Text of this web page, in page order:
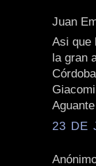
Juan
Asi que
la gran
23 DE